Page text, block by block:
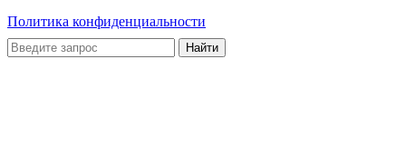
Политика конфиденциальности